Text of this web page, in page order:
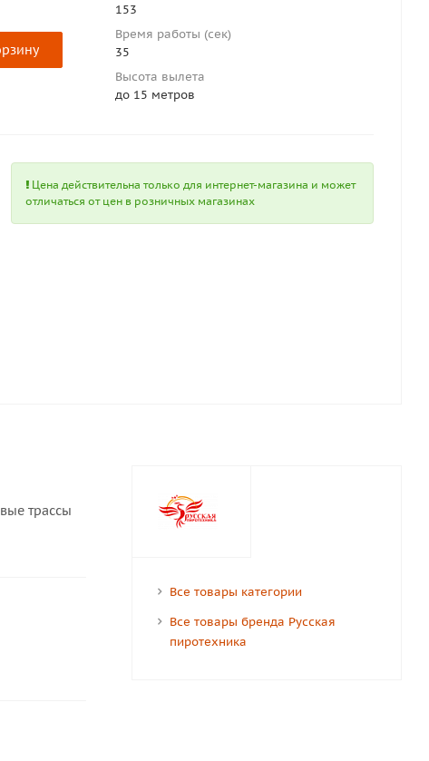
153
Время работы (сек)
35
Высота вылета
до 15 метров
Цена действительна только для интернет-магазина и может
отличаться от цен в розничных магазинах
трассы
Все товары категории
Все товары бренда Русская
пиротехника